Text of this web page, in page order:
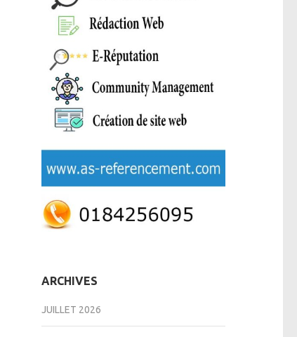
ARCHIVES
JUILLET 2026